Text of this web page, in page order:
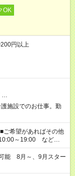
OK
円以上
…
施設でのお仕事。勤
～19:00 など
残業はしたくない」
します！ ※Wワ
勤務時間と、もう1つ
超える場合は応募でき
能 8月～、9月スター